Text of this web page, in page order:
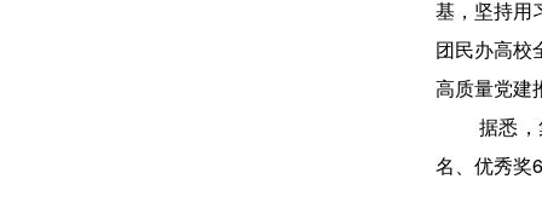
基，坚持用
团民办高校
高质量党建
据悉
名、优秀奖